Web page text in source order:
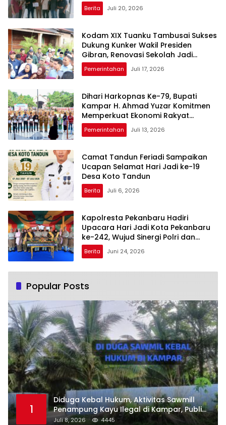
Berita Juli 20, 2026
Kodam XIX Tuanku Tambusai Sukses
Dukung Kunker Wakil Presiden
Gibran, Renovasi Sekolah Jadi
Sorotan Utama
Pemerintahan Juli 17, 2026
Dihari Harkopnas Ke-79, Bupati
Kampar H. Ahmad Yuzar Komitmen
Memperkuat Ekonomi Rakyat
Berbasis Koperasi
Pemerintahan Juli 13, 2026
Camat Tandun Feriadi Sampaikan
Ucapan Selamat Hari Jadi ke-19
Desa Koto Tandun
Berita Juli 6, 2026
Kapolresta Pekanbaru Hadiri
Upacara Hari Jadi Kota Pekanbaru
ke-242, Wujud Sinergi Polri dan
Pemerintah Daerah
Berita Juni 24, 2026
Popular Posts
1
Diduga Kebal Hukum, Aktivitas Sawmill
Penampung Kayu Ilegal di Kampar, Publik
Soroti Komitmen Penegakan Hukum Polres
Juli 8, 2026 4445